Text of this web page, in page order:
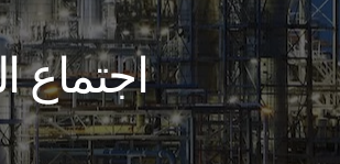
اجتماع